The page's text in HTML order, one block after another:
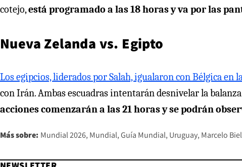
cotejo,está programado a las 18 horas y va por las
Nueva Zelanda vs. Egipto
Los egipcios, liderados por Salah, igualaron con Bélgica en
con Irán. Ambas escuadras intentarán desnivelar la
acciones comenzarán a las 21 horas y se podrán
Más sobre: Mundial 2026 Mundial Guía Mundial Uruguay Marcelo